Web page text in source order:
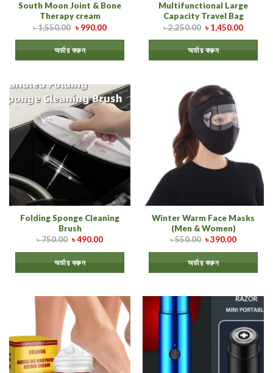
South Moon Joint & Bone
Therapy cream
৳1,550.00 ৳990.00
অর্ডার করুন
Multifunctional Large
Capacity Travel Bag
৳2,250.00 ৳1,450.00
অর্ডার করুন
Folding Sponge Cleaning
Brush
৳750.00 ৳490.00
অর্ডার করুন
Winter Warm Face Masks
(Men & Women)
৳550.00 ৳390.00
অর্ডার করুন